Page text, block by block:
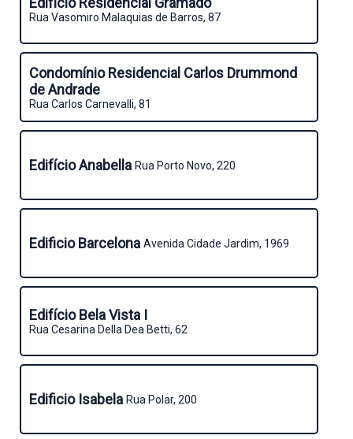
Rua Vasomiro Malaquias de Barros, 87
Condomínio Residencial Carlos Drummond
de Andrade
Rua Carlos Carnevalli, 81
Edifício Anabella Rua Porto Novo, 220
Edificio Barcelona Avenida Cidade Jardim, 1969
Edifício Bela Vista I
Rua Cesarina Della Dea Betti, 62
Edificio Isabela Rua Polar, 200